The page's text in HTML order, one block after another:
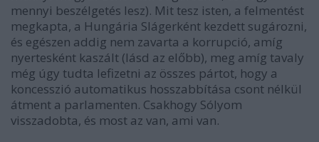
mennyi beszélgetés lesz). Mit tesz isten, a felmentést
megkapta, a Hungária Slágerként kezdett sugározni,
és egészen addig nem zavarta a korrupció, amíg
nyertesként kaszált (lásd az előbb), meg amíg tavaly
még úgy tudta lefizetni az összes pártot, hogy a
koncesszió automatikus hosszabbítása csont nélkül
átment a parlamenten. Csakhogy Sólyom
visszadobta, és most az van, ami van.